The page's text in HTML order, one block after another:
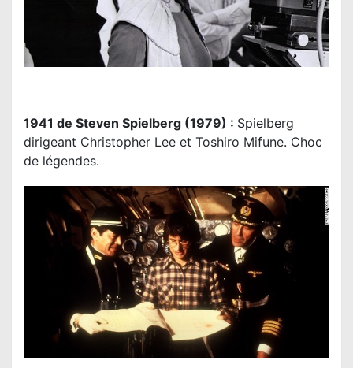
1941 de Steven Spielberg (1979) : Spielberg
dirigeant Christopher Lee et Toshiro Mifune. Choc
de légendes.